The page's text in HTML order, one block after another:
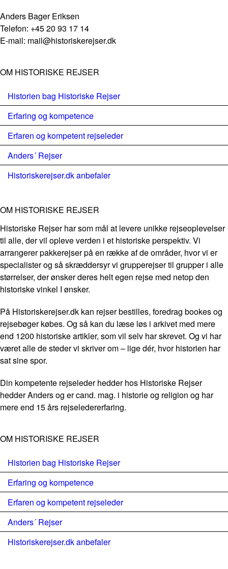
Anders Bager Eriksen
Telefon: +45 20 93 17 14
E-mail: mail@historiskerejser.dk
OM HISTORISKE REJSER
Historien bag Historiske Rejser
Erfaring og kompetence
Erfaren og kompetent rejseleder
Anders´ Rejser
Historiskerejser.dk anbefaler
OM HISTORISKE REJSER
Historiske Rejser har som mål at levere unikke rejseoplevelser
til alle, der vil opleve verden i et historiske perspektiv. Vi
arrangerer pakkerejser på en række af de områder, hvor vi er
specialister og så skræddersyr vi grupperejser til grupper i alle
størrelser, der ønsker deres helt egen rejse med netop den
historiske vinkel I ønsker.
På Historiskerejser.dk kan rejser bestilles, foredrag bookes og
rejsebøger købes. Og så kan du læse løs i arkivet med mere
end 1200 historiske artikler, som vil selv har skrevet. Og vi har
været alle de steder vi skriver om – lige dér, hvor historien har
sat sine spor.
Din kompetente rejseleder hedder hos Historiske Rejser
hedder Anders og er cand. mag. i historie og religion og har
mere end 15 års rejseledererfaring.
OM HISTORISKE REJSER
Historien bag Historiske Rejser
Erfaring og kompetence
Erfaren og kompetent rejseleder
Anders´ Rejser
Historiskerejser.dk anbefaler